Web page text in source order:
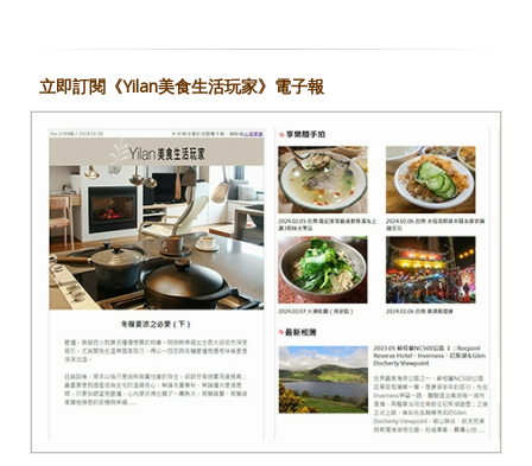
立即訂閱《Yilan美食生活玩家》電子報